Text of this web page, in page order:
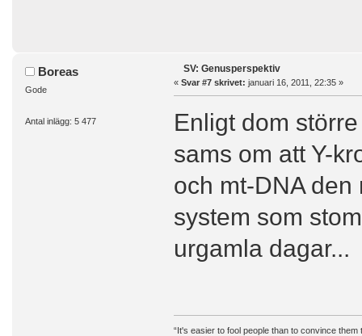
Boreas
Gode
Antal inlägg: 5 477
SV: Genusperspektiv
« Svar #7 skrivet: januari 16, 2011, 22:35 »
Enligt dom
sams om att Y-
och mt-DNA
system som
urgamla dagar...
“It's easier to fool people than to convince them